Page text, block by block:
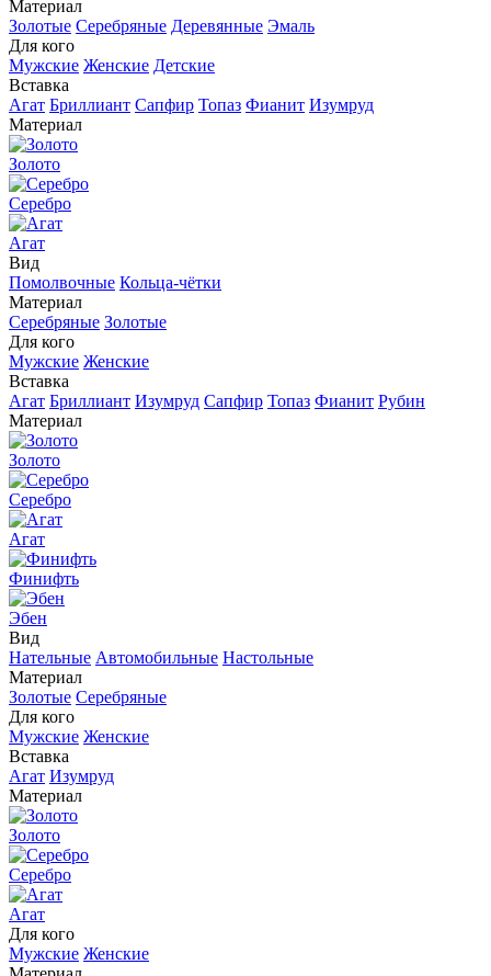
Материал
Золотые Серебряные Деревянные Эмаль
Для кого
Мужские Женские Детские
Вставка
Агат Бриллиант Сапфир Топаз Фианит Изумруд
Материал
Золото
Серебро
Агат
Вид
Помолвочные Кольца-чётки
Материал
Серебряные Золотые
Для кого
Мужские Женские
Вставка
Агат Бриллиант Изумруд Сапфир Топаз Фианит Рубин
Материал
Золото
Серебро
Агат
Финифть
Эбен
Вид
Нательные Автомобильные Настольные
Материал
Золотые Серебряные
Для кого
Мужские Женские
Вставка
Агат Изумруд
Материал
Золото
Серебро
Агат
Для кого
Мужские Женские